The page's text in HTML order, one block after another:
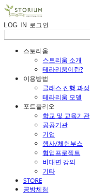
LOG IN 로그인
스토리움
스토리움 소개
테라리움이란?
이용방법
클래스 진행 과정
테라리움 모델
포트폴리오
학교 및 교육기관
공공기관
기업
행사/체험부스
협업프로젝트
비대면 강의
기타
STORE
공방체험